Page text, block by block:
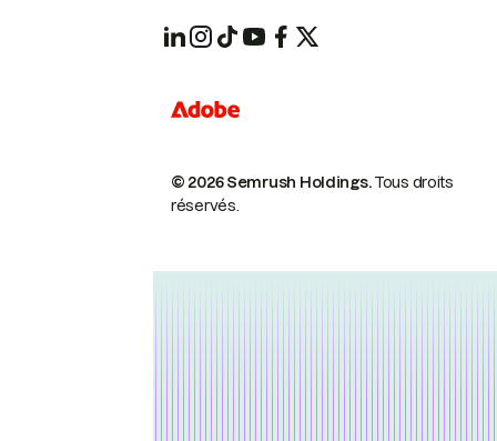
© 2026 Semrush Holdings.Tous droits
réservés.